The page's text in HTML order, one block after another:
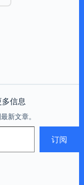
多信息
新文章。
订阅